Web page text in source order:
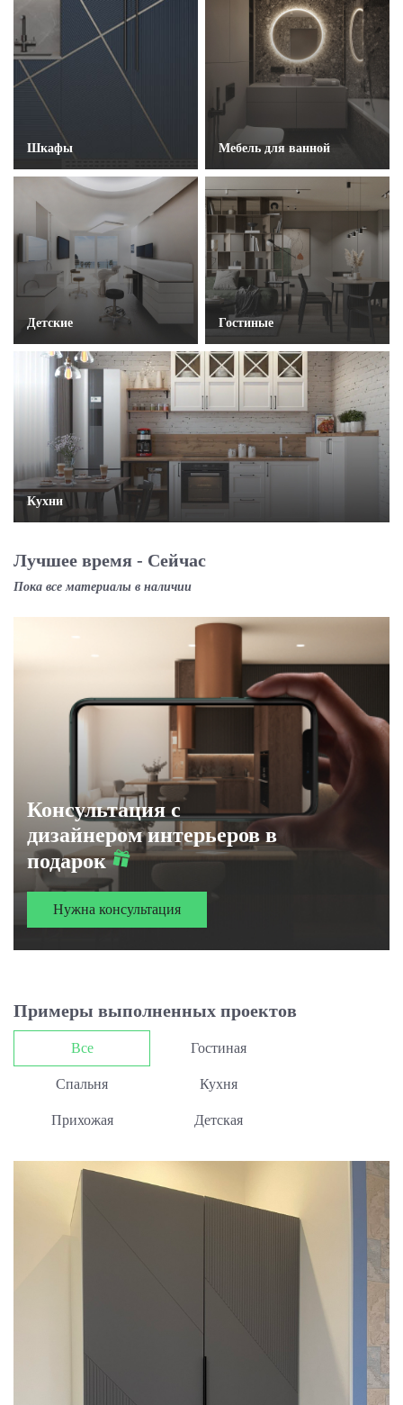
Шкафы
Кухни
Мебель для ванной
Детские Гостиные
Лучшее время - Сейчас
Пока все материалы в наличии
Консультация с
дизайнером интерьеров в
подарок
Нужна консультация
Примеры выполненных проектов
Все Гостиная
Спальня Кухня
Прихожая Детская